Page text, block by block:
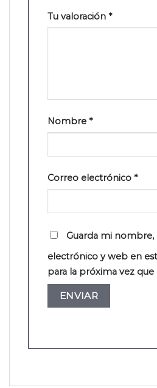
Tu valoración *
Nombre *
Correo electrónico *
Guarda mi nombre,
electrónico y web en
para la próxima vez